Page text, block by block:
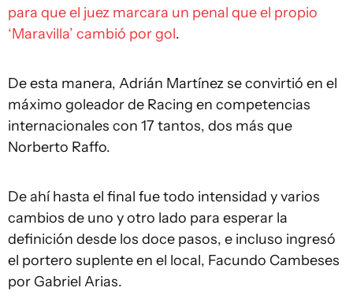
para que el juez marcara un penal que el propio
‘Maravilla’ cambió por gol.
De esta manera, Adrián Martínez se convirtió en el
máximo goleador de Racing en competencias
internacionales con 17 tantos, dos más que
Norberto Raffo.
De ahí hasta el final fue todo intensidad y varios
cambios de uno y otro lado para esperar la
definición desde los doce pasos, e incluso ingresó
el portero suplente en el local, Facundo Cambeses
por Gabriel Arias.